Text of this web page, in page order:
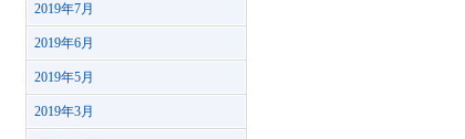
2019年7月
2019年6月
2019年5月
2019年3月